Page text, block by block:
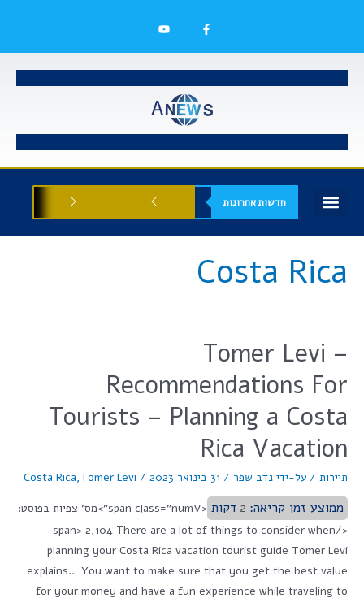
חדשות אחרונות
Costa Rica
Tomer Levi –
Recommendations For
Tourists – Planning a Costa
Rica Vacation
תיירות / על-ידי נדב שפר / 31 בינואר 2023 /
Costa Rica,Tomer Levi
ממוצע זמן קריאה: 2 דקות
<span class="numV">מס' צפיות בפוסט:
</span> 2,104 There are a lot of things to consider when
planning your Costa Rica vacation tourist guide Tomer Levi
explains.. You want to make sure that you get the best value
for your money and have a fun experience while traveling to